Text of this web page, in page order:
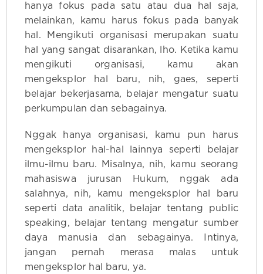
hanya fokus pada satu atau dua hal saja,
melainkan, kamu harus fokus pada banyak
hal. Mengikuti organisasi merupakan suatu
hal yang sangat disarankan, lho. Ketika kamu
mengikuti organisasi, kamu akan
mengeksplor hal baru, nih, gaes, seperti
belajar bekerjasama, belajar mengatur suatu
perkumpulan dan sebagainya.
Nggak hanya organisasi, kamu pun harus
mengeksplor hal-hal lainnya seperti belajar
ilmu-ilmu baru. Misalnya, nih, kamu seorang
mahasiswa jurusan Hukum, nggak ada
salahnya, nih, kamu mengeksplor hal baru
seperti data analitik, belajar tentang public
speaking, belajar tentang mengatur sumber
daya manusia dan sebagainya. Intinya,
jangan pernah merasa malas untuk
mengeksplor hal baru, ya.